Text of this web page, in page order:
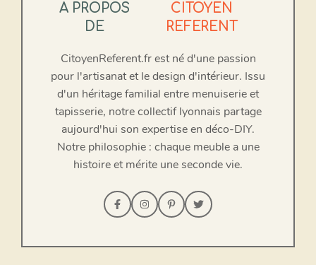
A PROPOS
DE
CITOYEN
REFERENT
CitoyenReferent.fr est né d'une passion
pour l'artisanat et le design d'intérieur. Issu
d'un héritage familial entre menuiserie et
tapisserie, notre collectif lyonnais partage
aujourd'hui son expertise en déco-DIY.
Notre philosophie : chaque meuble a une
histoire et mérite une seconde vie.